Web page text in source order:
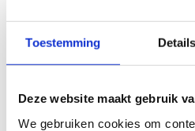
Toestemming Details
Deze website maakt gebruik
We gebruiken cookies om
Berneauweg 40 Voeren